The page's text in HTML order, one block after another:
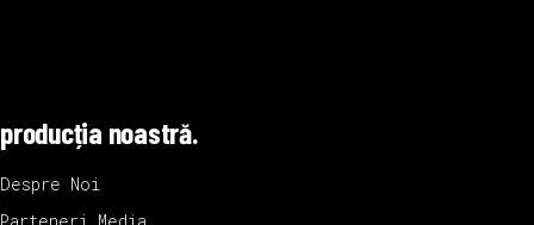
producția noastră.
Despre Noi